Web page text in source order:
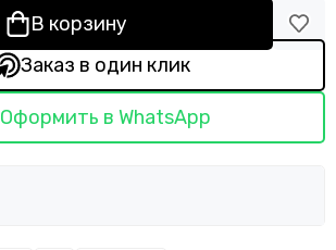
В корзину
Заказ в один клик
Оформить в WhatsApp